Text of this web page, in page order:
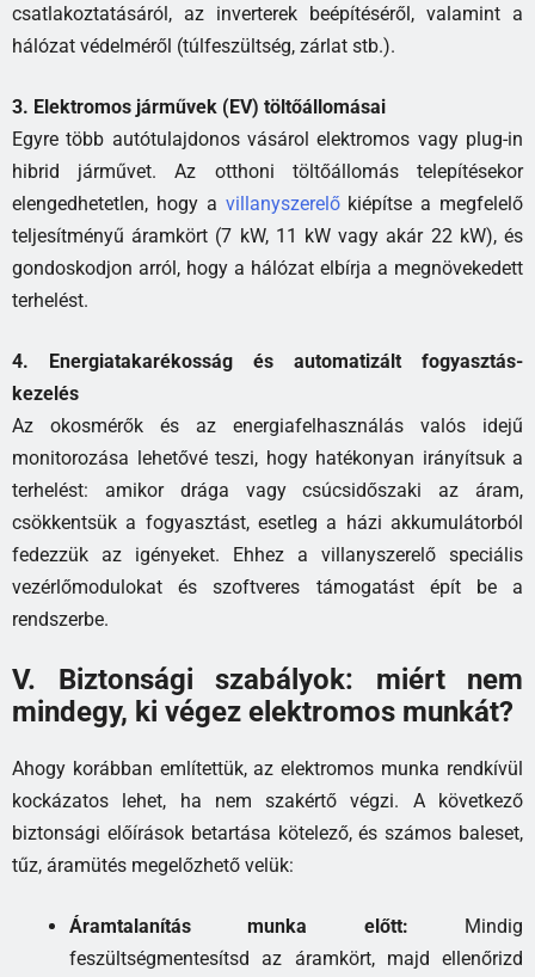
csatlakoztatásáról, az inverterek beépítéséről, valamint a
hálózat védelméről (túlfeszültség, zárlat stb.).
3. Elektromos járművek (EV) töltőállomásai
Egyre több autótulajdonos vásárol elektromos vagy plug-in
hibrid járművet. Az otthoni töltőállomás telepítésekor
elengedhetetlen, hogy a villanyszerelőkiépítse a megfelelő
teljesítményű áramkört (7 kW, 11 kW vagy akár 22 kW), és
gondoskodjon arról, hogy a hálózat elbírja a megnövekedett
terhelést.
4. Energiatakarékosság és automatizált fogyasztás-
kezelés
Az okosmérők és az energiafelhasználás valós idejű
monitorozása lehetővé teszi, hogy hatékonyan irányítsuk a
terhelést: amikor drága vagy csúcsidőszaki az áram,
csökkentsük a fogyasztást, esetleg a házi akkumulátorból
fedezzük az igényeket. Ehhez a villanyszerelő speciális
vezérlőmodulokat és szoftveres támogatást épít be a
rendszerbe.
V. Biztonsági szabályok: miért nem
mindegy, ki végez elektromos munkát?
Ahogy korábban említettük, az elektromos munka rendkívül
kockázatos lehet, ha nem szakértő végzi. A következő
biztonsági előírások betartása kötelező, és számos baleset,
tűz, áramütés megelőzhető velük:
Áramtalanítás munka előtt: Mindig
feszültségmentesítsd az áramkört, majd ellenőrizd